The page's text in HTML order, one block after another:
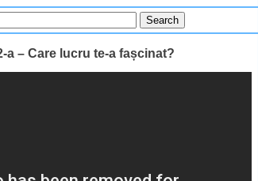
a – Care lucru te-a fașcinat?